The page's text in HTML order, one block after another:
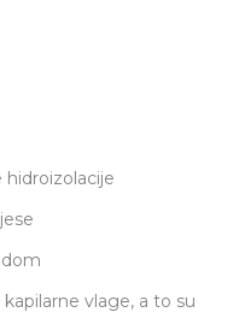
vlage, a to su